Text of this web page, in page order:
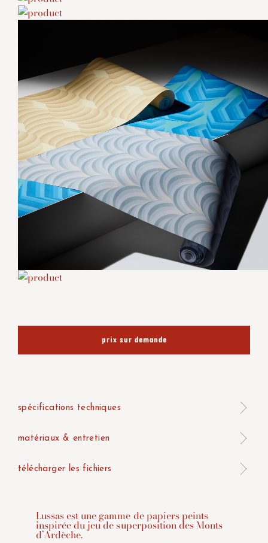
prix sur demande
spécifications techniques
matériaux & entretien
télécharger les fichiers
Lussas est une gamme de papiers peints
inspirée du jeu de superposition des Monts
d’Ardèche.